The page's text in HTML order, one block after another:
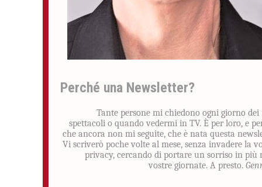
Perché una Newsletter?
Tante persone mi chiedono ogni giorno dei
spettacoli o quando vedermi in TV. È per loro, e
che ancora non mi seguite, che è nata questa
Vi scriverò poche volte al mese, senza invadere la
privacy, cercando di portare un sorriso in più
vostre giornate. A presto.